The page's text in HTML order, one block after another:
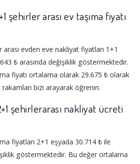
şehirler arası ev taşıma fiyatı
evden eve nakliyat fiyatları 1+1
₺ arasında değişiklik göstermektedir.
fiyatı ortalama olarak 29.675 ₺ olarak
bizi arayarak öğrenin.
şehirlerarası nakliyat ücreti
fiyatları 2+1 eşyada 30.714 ₺ ile
göstermektedir. Bu değer ortalama